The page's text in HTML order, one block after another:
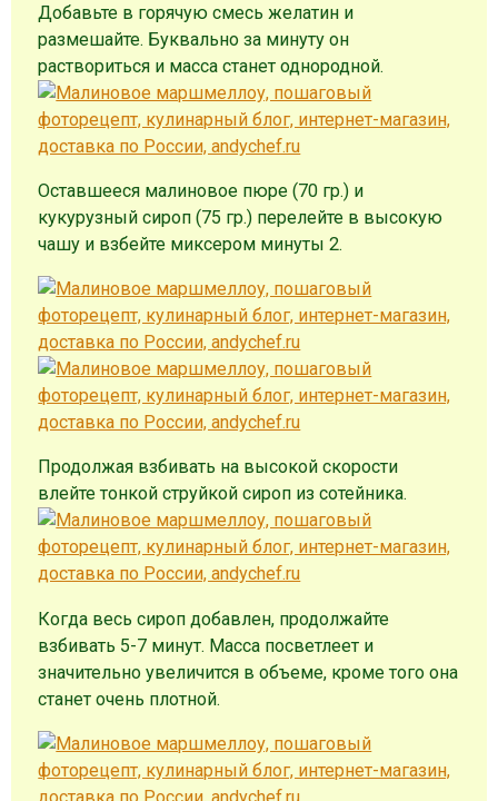
Добавьте в горячую смесь желатин и
размешайте. Буквально за минуту он
раствориться и масса станет однородной.
Оставшееся малиновое пюре (70 гр.) и
кукурузный сироп (75 гр.) перелейте в высокую
чашу и взбейте миксером минуты 2.
Продолжая взбивать на высокой скорости
влейте тонкой струйкой сироп из сотейника.
Когда весь сироп добавлен, продолжайте
взбивать 5-7 минут. Масса посветлеет и
значительно увеличится в объеме, кроме того она
станет очень плотной.